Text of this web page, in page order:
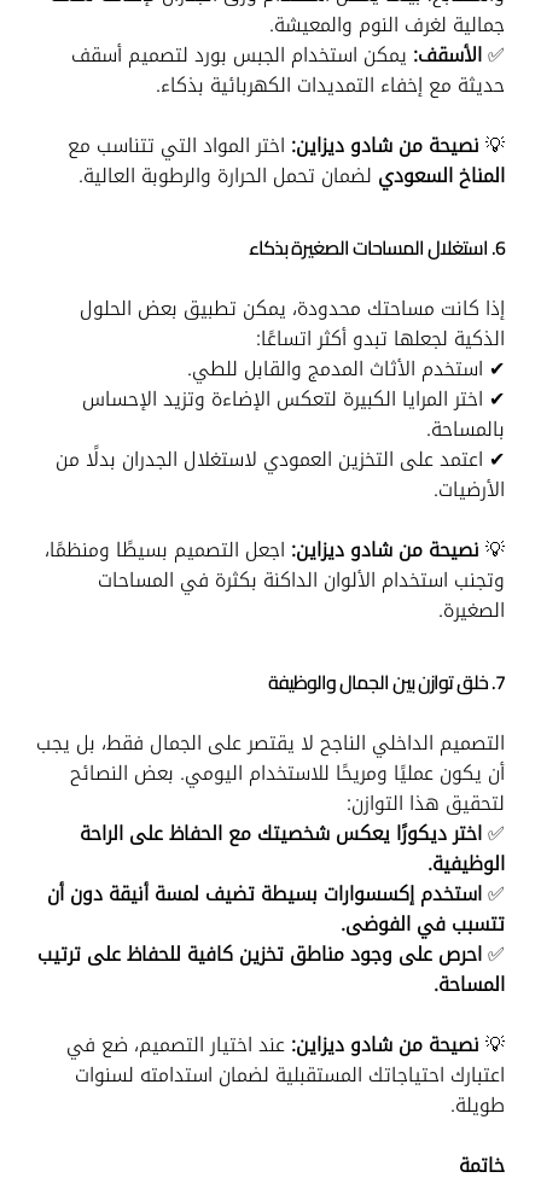
جمالية لغرف النوم والمعيشة.
✅الأسقف: يمكن استخدام الجبس بورد لتصميم أسقف
حديثة مع إخفاء التمديدات الكهربائية بذكاء.
💡نصيحة من شادو ديزاين: اختر المواد التي تتناسب مع
المناخ السعودي لضمان تحمل الحرارة والرطوبة العالية.
6. استغلال المساحات الصغيرة بذكاء
إذا كانت مساحتك محدودة، يمكن تطبيق بعض الحلول
الذكية لجعلها تبدو أكثر اتساعًا:
✔ استخدم الأثاث المدمج والقابل للطي.
✔ اختر المرايا الكبيرة لتعكس الإضاءة وتزيد الإحساس
بالمساحة.
✔ اعتمد على التخزين العمودي لاستغلال الجدران بدلًا من
الأرضيات.
💡نصيحة من شادو ديزاين: اجعل التصميم بسيطًا ومنظمًا،
وتجنب استخدام الألوان الداكنة بكثرة في المساحات
الصغيرة.
7. خلق توازن بين الجمال والوظيفة
التصميم الداخلي الناجح لا يقتصر على الجمال فقط، بل يجب
أن يكون عمليًا ومريحًا للاستخدام اليومي. بعض النصائح
لتحقيق هذا التوازن:
✅اختر ديكورًا يعكس شخصيتك مع الحفاظ على الراحة
الوظيفية.
✅استخدم إكسسوارات بسيطة تضيف لمسة أنيقة دون أن
تتسبب في الفوضى.
✅احرص على وجود مناطق تخزين كافية للحفاظ على ترتيب
المساحة.
💡نصيحة من شادو ديزاين:عند اختيار التصميم، ضع في
اعتبارك احتياجاتك المستقبلية لضمان استدامته لسنوات
طويلة.
خاتمة